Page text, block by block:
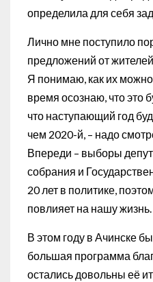
определила для себя
Лично мне поступило
предложений от
Я понимаю, как их
время осознаю, что это
что наступающий год
чем 2020-й, – надо
Впереди – выборы
собрания и
20 лет в политике,
повлияет на нашу жизнь.
В этом году в Ачинске
большая программа
остались довольны её